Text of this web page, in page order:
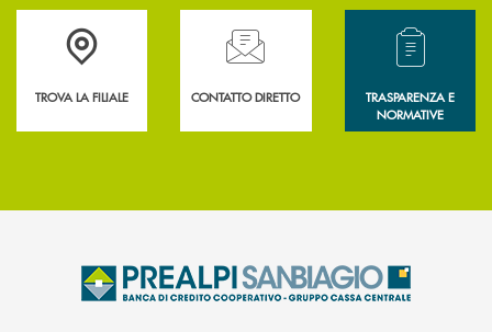
Accedi all' elenco completo delle filiali .
TROVA LA FILIALE
Hai bisogno di assistenza immediata?
CONTATTO DIRETTO
Hai bisogno di
TRASPARENZA E
NORMATIVE